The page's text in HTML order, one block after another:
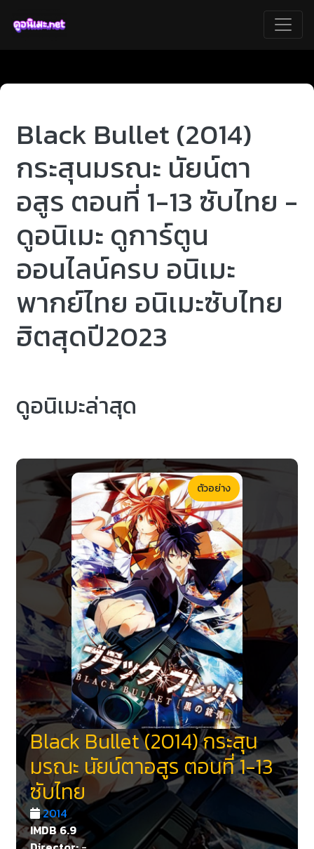
Black Bullet (2014)
กระสุนมรณะ นัยน์ตา
อสูร ตอนที่ 1-13 ซับไทย -
ดูอนิเมะ ดูการ์ตูน
ออนไลน์ครบ อนิเมะ
พากย์ไทย อนิเมะซับไทย
ฮิตสุดปี2023
ดูอนิเมะล่าสุด
ตัวอย่าง
Black Bullet (2014) กระสุน
มรณะ นัยน์ตาอสูร ตอนที่ 1-13
ซับไทย
2014
IMDB6.9